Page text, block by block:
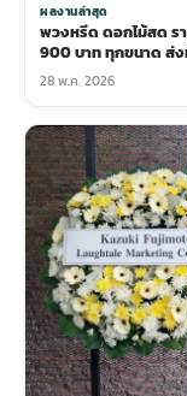
ผลงานล่าสุด
พวงหรีด ดอกไม้สด รา
900 บาท ทุกขนาด ส่
กรุงเทพ
28 พ.ค. 2026